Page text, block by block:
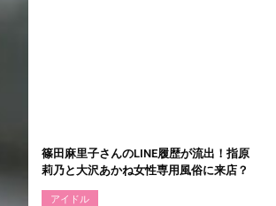
篠田麻里子さんのLINE履歴が流出！指原
莉乃と大沢あかね女性専用風俗に来店？
アイドル